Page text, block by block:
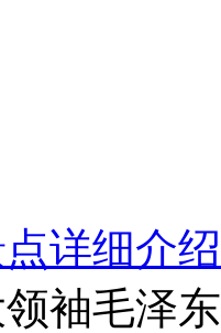
详细介绍
袖毛泽